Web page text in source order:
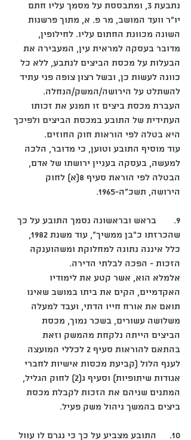
נתבעת 3, ומתבססת על מסמך עליו חתם
יו"ר וועד המושב, מר פ. א, מתוך פרשנות
השונה מכוונת החתום עליו. לחילופין,
מדובר בעסקה למראית עין, המעבירה את
הבעלות על מכסת הביצים לנתבע, ללא כל
כוונה לעשות כן, ובשל רצון צופה פני עתיד
להשתלט על הירושה/המשק/הנחלה.
העברת מכסת ביצים זו תמנע את זכותו
העתידית של התובע במכסת הביצים ולפיכך
היא בטלה לפי הוראות חוק החוזים.
עוד מוסיף התובע וטוען, כי מדובר, הלכה
למעשה, בעסקה בעניין ירושתו של אדם,
הבטלה לפי הוראת סעיף 8(א) לחוק
הירושה, תשכ"ה-1965.
9.	בראש ובראשונה נסמך התובע על כך
שהכרזתו כ"בן ממשיך", עוד משנת 1982,
כלל איננה נתונה למחלוקת ומשהוענקה
הזכות - הפכה לבלתי הדירה.
אלמלא הוא, אשר קטע את לימודיו
האקדמיים, הקים את ביתו במושב שאינו
תואם את אורח חייו הדתי, ועבד למעלה
משלושה עשורים, בשכר נמוך, מכסת
הביצים הייתה נלקחת מהמשק וזאת
בהתאם להוראות סעיף 2 לכללי המועצה
לענף הלול (קביעת מכסות אישיות לחברי
אגודות שיתופיות) וסעיף ג(2) לחוק הגליל,
המתנים שניהם את הזכות לקבלת מכסת
ביצים בהמשך ניהול משק פעיל.
10. 	התובע מצביע על כך כי נגרם לו עוול